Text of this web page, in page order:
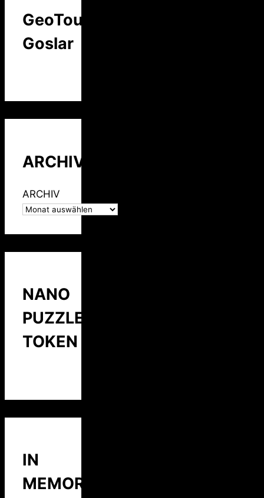
GeoTour
Goslar
ARCHIV
ARCHIV
NANO
PUZZLE
TOKEN
IN
MEMORY